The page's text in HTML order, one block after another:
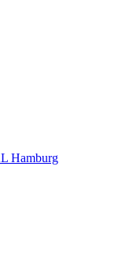
Hamburg